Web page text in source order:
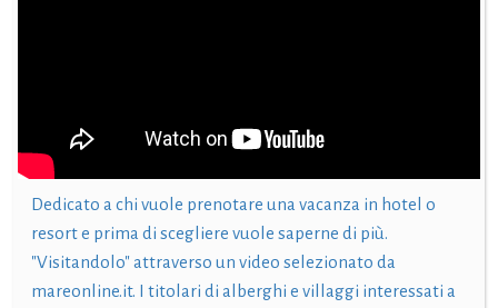
Dedicato a chi vuole prenotare una vacanza in hotel o
resort e prima di scegliere vuole saperne di più.
"Visitandolo" attraverso un video selezionato da
mareonline.it. I titolari di alberghi e villaggi interessati a